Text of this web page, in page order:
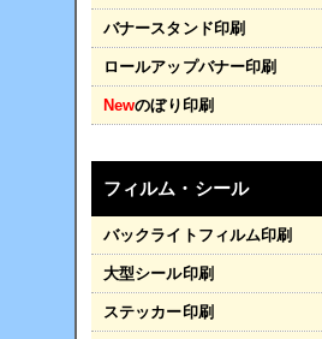
バナースタンド印刷
ロールアップバナー印刷
Newのぼり印刷
フィルム・シール
バックライトフィルム印刷
大型シール印刷
ステッカー印刷